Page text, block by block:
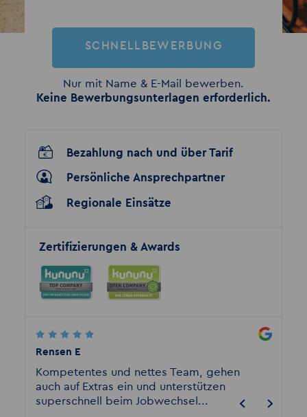
SCHNELLBEWERBUNG
Nur mit Name & E-Mail bewerben.
Keine Bewerbungsunterlagen erforderlich.
Bezahlung nach und über Tarif
Persönliche Ansprechpartner
Regionale Einsätze
Zertifizierungen & Awards
Rensen E
Kompetentes und nettes Team, gehen
auch auf Extras ein und unterstützen
superschnell beim Jobwechsel...